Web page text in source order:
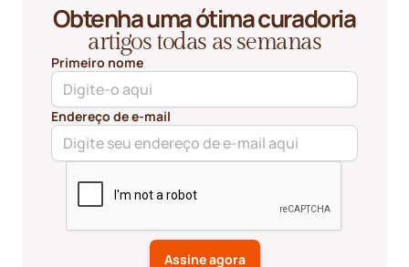
Obtenha uma ótima curadoria
artigos todas as semanas
Primeiro nome
Endereço de e-mail